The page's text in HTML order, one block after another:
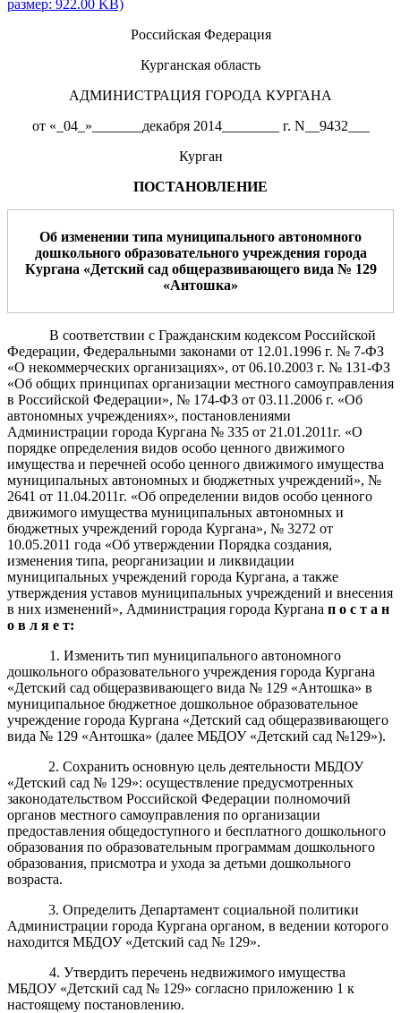
размер: 922.00 KB)
Российская Федерация
Курганская область
АДМИНИСТРАЦИЯ ГОРОДА КУРГАНА
от «_04_»_______декабря 2014________ г. N__9432___
Курган
ПОСТАНОВЛЕНИЕ
Об изменении типа муниципального автономного
дошкольного образовательного учреждения города
Кургана «Детский сад общеразвивающего вида № 129
«Антошка»
В соответствии с Гражданским кодексом Российской
Федерации, Федеральными законами от 12.01.1996 г. № 7-ФЗ
«О некоммерческих организациях», от 06.10.2003 г. № 131-ФЗ
«Об общих принципах организации местного самоуправления
в Российской Федерации», № 174-ФЗ от 03.11.2006 г. «Об
автономных учреждениях», постановлениями
Администрации города Кургана № 335 от 21.01.2011г. «О
порядке определения видов особо ценного движимого
имущества и перечней особо ценного движимого имущества
муниципальных автономных и бюджетных учреждений», №
2641 от 11.04.2011г. «Об определении видов особо ценного
движимого имущества муниципальных автономных и
бюджетных учреждений города Кургана», № 3272 от
10.05.2011 года «Об утверждении Порядка создания,
изменения типа, реорганизации и ликвидации
муниципальных учреждений города Кургана, а также
утверждения уставов муниципальных учреждений и внесения
в них изменений», Администрация города Кургана п о с т а н
о в л я е т:
1. Изменить тип муниципального автономного
дошкольного образовательного учреждения города Кургана
«Детский сад общеразвивающего вида № 129 «Антошка» в
муниципальное бюджетное дошкольное образовательное
учреждение города Кургана «Детский сад общеразвивающего
вида № 129 «Антошка» (далее МБДОУ «Детский сад №129»).
2. Сохранитьосновнуюцельдеятельности МБДОУ
«Детский сад № 129»: осуществление предусмотренных
законодательством Российской Федерации полномочий
органов местного самоуправления по организации
предоставления общедоступного и бесплатного дошкольного
образования по образовательным программам дошкольного
образования, присмотра и ухода за детьми дошкольного
возраста.
3. Определить Департамент социальной политики
Администрации города Кургана органом, в ведении которого
находится МБДОУ «Детский сад № 129».
4. Утвердить перечень недвижимого имущества
МБДОУ «Детский сад № 129» согласно приложению 1 к
настоящему постановлению.